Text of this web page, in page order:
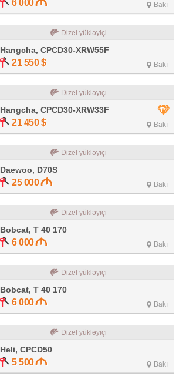
6 000 Bakı
Dizel yükləyiçi
Hangcha, CPCD30-XRW55F
21 550 $ Bakı
Dizel yükləyiçi
Hangcha, CPCD30-XRW33F
21 450 $ Bakı
Dizel yükləyiçi
Daewoo, D70S
25 000 Bakı
Dizel yükləyiçi
Bobcat, T 40 170
6 000 Bakı
Dizel yükləyiçi
Bobcat, T 40 170
6 000 Bakı
Dizel yükləyiçi
Heli, CPCD50
5 500 Bakı